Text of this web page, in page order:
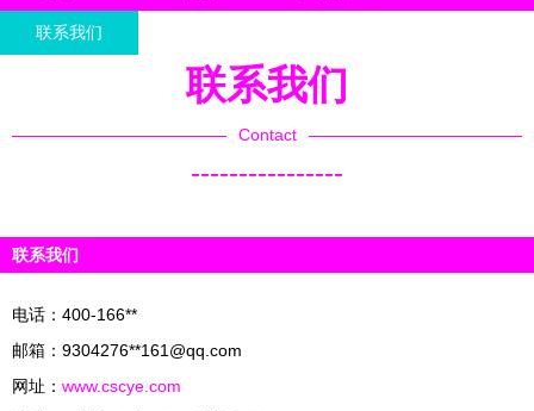
联系我们
联系我们
Contact
----------------
联系我们
电话：400-166**
邮箱：9304276**161@qq.com
网址： www.cscye.com